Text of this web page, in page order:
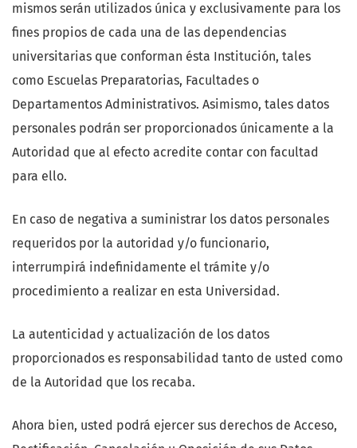
mismos serán utilizados única y exclusivamente para los
fines propios de cada una de las dependencias
universitarias que conforman ésta Institución, tales
como Escuelas Preparatorias, Facultades o
Departamentos Administrativos. Asimismo, tales datos
personales podrán ser proporcionados únicamente a la
Autoridad que al efecto acredite contar con facultad
para ello.
En caso de negativa a suministrar los datos personales
requeridos por la autoridad y/o funcionario,
interrumpirá indefinidamente el trámite y/o
procedimiento a realizar en esta Universidad.
La autenticidad y actualización de los datos
proporcionados es responsabilidad tanto de usted como
de la Autoridad que los recaba.
Ahora bien, usted podrá ejercer sus derechos de Acceso,